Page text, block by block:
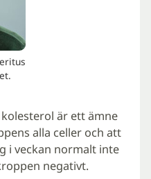
är ett ämne
alla celler och att
i veckan normalt inte
negativt.